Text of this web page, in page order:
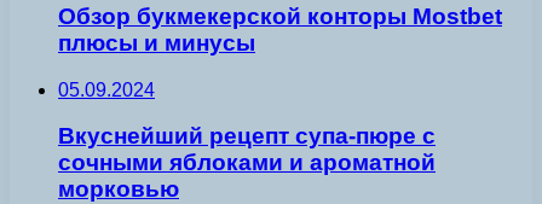
Обзор букмекерской конторы Mostbet
плюсы и минусы
05.09.2024
Вкуснейший рецепт супа-пюре с
сочными яблоками и ароматной
морковью